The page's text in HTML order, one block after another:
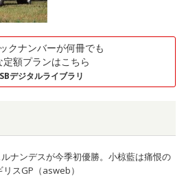
クナンバーが何冊でも
定額プランはこちら
デジタルライブラリ
ナンデスが今季初優勝。小椋藍は痛恨の
スGP（asweb）